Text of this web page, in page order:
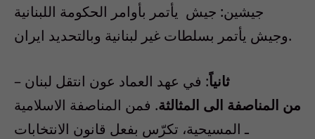
جيشين: جيش يأتمر بأوامر الحكومة اللبنانية
وجيش يأتمر بسلطات غير لبنانية وبالتحديد ايران.
– ثانياً: في عهد العماد عون انتقل لبنان
من المناصفة الى المثالثة. فمن المناصفة الاسلامية
ـ المسيحية، تكرّس بفعل قانون الانتخابات